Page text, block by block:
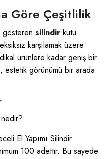
Göre Çeşitlilik
gösteren silindir kutu
karşılamak üzere
ürünlere kadar geniş bir
estetik görünümü bir arada
El Yapımı Silindir
100 adettir. Bu sayede